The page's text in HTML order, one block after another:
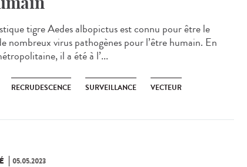
tigre Aedes albopictus est connu pour être le
nombreux virus pathogènes pour l’être humain. En
il a été à l’...
RECRUDESCENCE SURVEILLANCE VECTEUR
05.05.2023